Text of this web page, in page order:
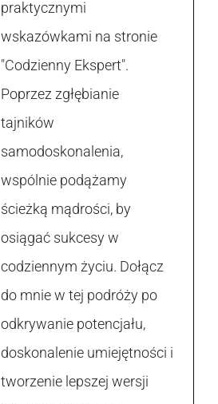
praktycznymi
wskazówkami na stronie
"Codzienny Ekspert".
Poprzez zgłębianie
tajników
samodoskonalenia,
wspólnie podążamy
ścieżką mądrości, by
osiągać sukcesy w
codziennym życiu. Dołącz
do mnie w tej podróży po
odkrywanie potencjału,
doskonalenie umiejętności i
tworzenie lepszej wersji